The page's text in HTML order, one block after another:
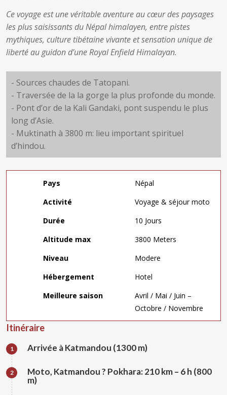
Ce voyage est une véritable aventure au cœur des paysages
les plus saisissants du Népal himalayen, entre pistes
mythiques, culture tibétaine vivante et sensation unique de
liberté au guidon d’une Royal Enfield Himalayan.
- Sources chaudes de Tatopani.
- Traversée de la la gorge la plus profonde du monde.
- Pont d’or de la Kali Gandaki, pont suspendu le plus
long d’Asie.
- Muktinath à 3800 m: lieu important spirituel
d’hindou.
Pays
Népal
Activité
Voyage & séjour moto
Durée
10 Jours
Altitude max
3800 Meters
Niveau
Modere
Hébergement
Hotel
Meilleure saison
Avril / Mai / Juin –
Octobre / Novembre
Itinéraire
1 Arrivée à Katmandou (1300 m)
2
Moto, Katmandou ? Pokhara: 210 km – 6 h (800
m)